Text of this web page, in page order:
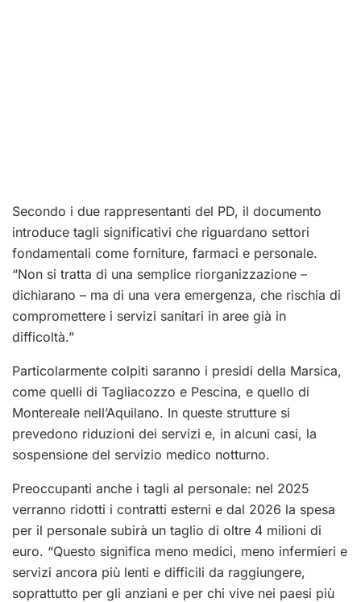
Secondo i due rappresentanti del PD, il documento
introduce tagli significativi che riguardano settori
fondamentali come forniture, farmaci e personale.
“Non si tratta di una semplice riorganizzazione –
dichiarano – ma di una vera emergenza, che rischia di
compromettere i servizi sanitari in aree già in
difficoltà.”
Particolarmente colpiti saranno i presidi della Marsica,
come quelli di Tagliacozzo e Pescina, e quello di
Montereale nell’Aquilano. In queste strutture si
prevedono riduzioni dei servizi e, in alcuni casi, la
sospensione del servizio medico notturno.
Preoccupanti anche i tagli al personale: nel 2025
verranno ridotti i contratti esterni e dal 2026 la spesa
per il personale subirà un taglio di oltre 4 milioni di
euro. “Questo significa meno medici, meno infermieri e
servizi ancora più lenti e difficili da raggiungere,
soprattutto per gli anziani e per chi vive nei paesi più